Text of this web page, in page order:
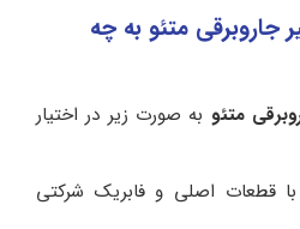
جاروبرقی متئو به چه
متئو به صورت زیر در اختیار
قطعات اصلی و فابریک شرکتی